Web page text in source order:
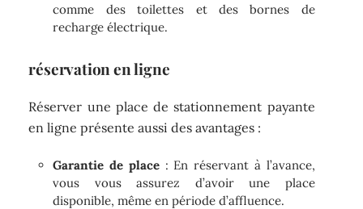
comme des toilettes et des bornes de
recharge électrique.
réservation en ligne
Réserver une place de stationnement payante
en ligne présente aussi des avantages :
Garantie de place: En réservant à l’avance,
vous vous assurez d’avoir une place
disponible, même en période d’affluence.